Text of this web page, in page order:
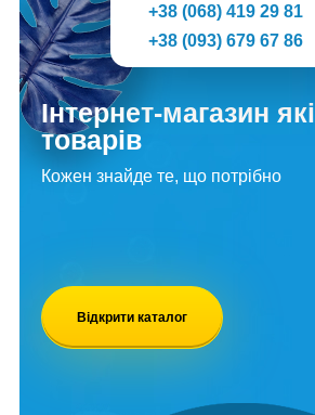
+38 (068) 419 29 81
+38 (093) 679 67 86
Інтернет-магазин
товарів
Кожен знайде те, що потрібно
Відкрити каталог